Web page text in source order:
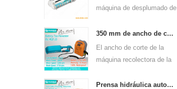
fermentar mejor el té negro.
máquina de desplumado de
hombre de mano dl-4c-
t50a5 es de 450 mm, 500
mm, 600 mm, use el motor
350 mm de ancho de corte eléctrico con pilas, hoja de té, té, máquina de desplume 4cd-35
El ancho de corte de la
máquina recolectora de la
hoja del té de dl-4cd-35 esPrensa hidráulica automática de té pastel de té máquina de prensado de ladrillos 6cy3-15